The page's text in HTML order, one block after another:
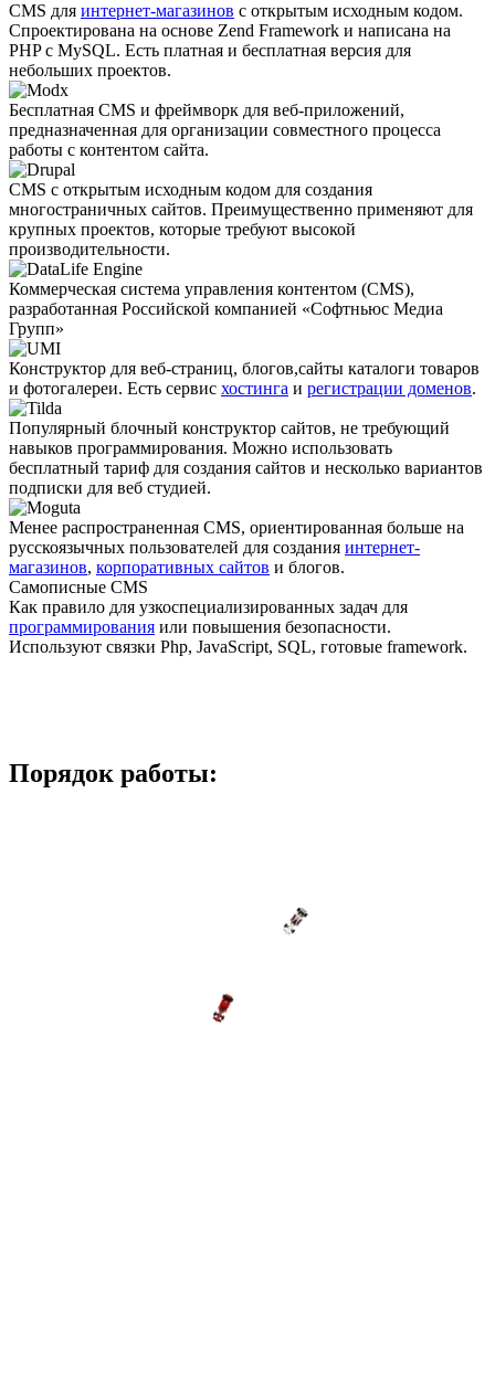
CMS для интернет-магазинов с открытым исходным кодом.
Спроектирована на основе Zend Framework и написана на
PHP с MySQL. Есть платная и бесплатная версия для
небольших проектов.
Бесплатная CMS и фреймворк для веб-приложений,
предназначенная для организации совместного процесса
работы с контентом сайта.
CMS с открытым исходным кодом для создания
многостраничных сайтов. Преимущественно применяют для
крупных проектов, которые требуют высокой
производительности.
Коммерческая система управления контентом (CMS),
разработанная Российской компанией «Софтньюс Медиа
Групп»
Конструктор для веб-страниц, блогов,сайты каталоги товаров
и фотогалереи. Есть сервис хостинга и регистрации доменов.
Популярный блочный конструктор сайтов, не требующий
навыков программирования. Можно использовать
бесплатный тариф для создания сайтов и несколько вариантов
подписки для веб студией.
Менее распро­страненная CMS, ориентированная больше на
русскоязычных пользователей для создания интернет-
магазинов, корпоративных сайтов и блогов.
Самописные CMS
Как правило для узкоспециали­зированных задач для
программирования или повышения безопасности.
Используют связки Php, JavaScript, SQL, готовые framework.
Порядок работы: